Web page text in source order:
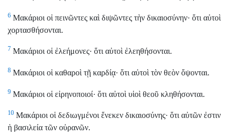
6 Μακάριοι οἱ πεινῶντες καὶ διψῶντες τὴν δικαιοσύνην· ὅτι αὐτοὶ
χορτασθήσονται.
7 Μακάριοι οἱ ἐλεήμονες· ὅτι αὐτοὶ ἐλεηθήσονται.
8 Μακάριοι οἱ καθαροὶ τῇ καρδίᾳ· ὅτι αὐτοὶ τὸν θεὸν ὄψονται.
9 Μακάριοι οἱ εἰρηνοποιοί· ὅτι αὐτοὶ υἱοὶ θεοῦ κληθήσονται.
10 Μακάριοι οἱ δεδιωγμένοι ἕνεκεν δικαιοσύνης· ὅτι αὐτῶν ἐστιν
ἡ βασιλεία τῶν οὐρανῶν.